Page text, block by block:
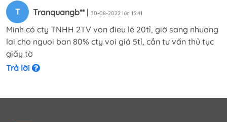
T Tranquangb**| 30-08-2022 lúc 15:41
Mình có cty TNHH 2TV von đieu lê 20tỉ, giờ sang nhuong
lai cho nguoi ban 80% cty voi giá 5tỉ, cần tư vấn thủ tục
giấy tờ
Trả lời